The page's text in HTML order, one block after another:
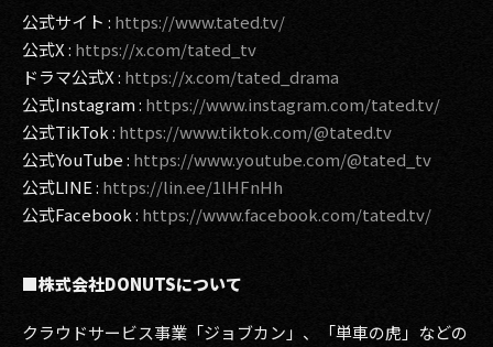
公式サイト : https://www.tated.tv/
公式X : https://x.com/tated_tv
ドラマ公式X : https://x.com/tated_drama
公式Instagram : https://www.instagram.com/tated.tv/
公式TikTok : https://www.tiktok.com/@tated.tv
公式YouTube : https://www.youtube.com/@tated_tv
公式LINE : https://lin.ee/1lHFnHh
公式Facebook : https://www.facebook.com/tated.tv/
■株式会社DONUTSについて
クラウドサービス事業「ジョブカン」、「単車の虎」などの